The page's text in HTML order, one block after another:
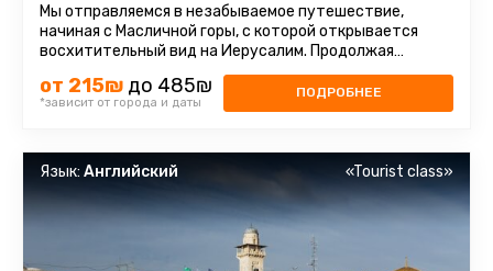
Мы отправляемся в незабываемое путешествие,
начиная с Масличной горы, с которой открывается
восхитительный вид на Иерусалим. Продолжая
восхождение на гору Сион, мы ...
от 215₪ до 485₪
*зависит от города и даты
ПОДРОБНЕЕ
Язык:Английский «Tourist class»